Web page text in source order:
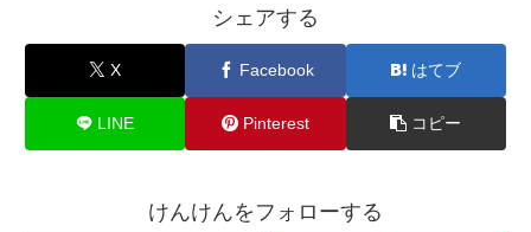
シェアする
X Facebook はてブ
LINE Pinterest コピー
けんけんをフォローする